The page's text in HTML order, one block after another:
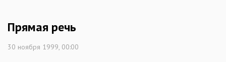
Прямая речь
30 ноября 1999, 00:00